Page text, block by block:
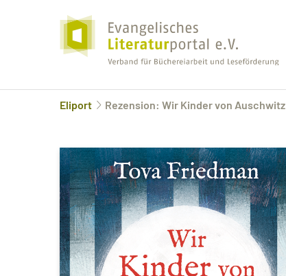
Eliport Rezension: Wir Kinder von Auschwitz